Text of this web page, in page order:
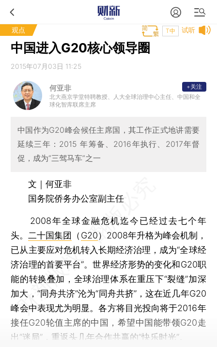
观点 试听
T中
中国进入G20核心领导圈
2015年07月03日 11:25
何亚非
北大燕京学堂特聘教授、人大全球治理中心主任、中国和全
球化智库联席主席
+关注
中国作为G20峰会候任主席国，其工作正式地讲需要
延续三年：2015 年筹备、2016年执行、2017年督
促，成为“三驾马车”之一
文｜何亚非
国务院侨务办公室副主任
2008年全球金融危机迄今已经过去七个年
头。 二十国集团 （ G20）2008年升格为峰会机制，
已从主要应对危机转入长期经济治理，成为“全球经
济治理的首要平台”。世界经济形势的变化和G20职
能的转换叠加，全球治理体系在重压下“裂缝”加深
加大，“同舟共济”沦为“同舟共挤”，这在近几年G20
峰会中表现尤为明显。各方将目光投向将于2016年
接任G20轮值主席的中国，希望中国能带领G20走
出“迷局”，重返头几年合作共赢的“快乐时光”。